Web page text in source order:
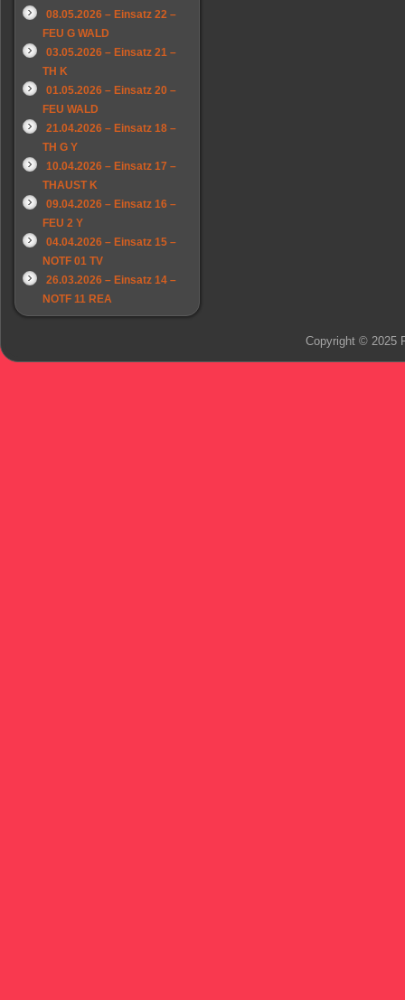
08.05.2026 – Einsatz 22 –
FEU G WALD
03.05.2026 – Einsatz 21 –
TH K
01.05.2026 – Einsatz 20 –
FEU WALD
21.04.2026 – Einsatz 18 –
TH G Y
10.04.2026 – Einsatz 17 –
THAUST K
09.04.2026 – Einsatz 16 –
FEU 2 Y
04.04.2026 – Einsatz 15 –
NOTF 01 TV
26.03.2026 – Einsatz 14 –
NOTF 11 REA
Copyright © 2025